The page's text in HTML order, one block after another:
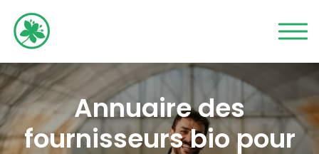
Annuaire des
fournisseurs bio pour